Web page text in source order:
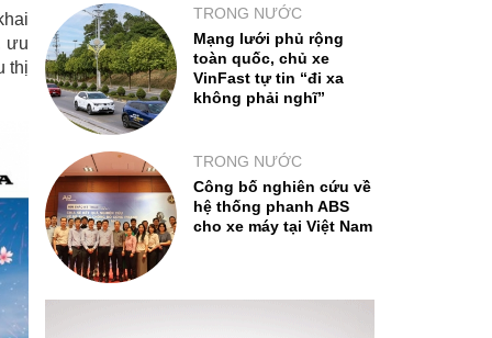
ưu
thị
TRONG NƯỚC
Mạng lưới phủ rộng
toàn quốc, chủ xe
VinFast tự tin “đi xa
không phải nghĩ”
TRONG NƯỚC
Công bố nghiên cứu về
hệ thống phanh ABS
cho xe máy tại Việt Nam